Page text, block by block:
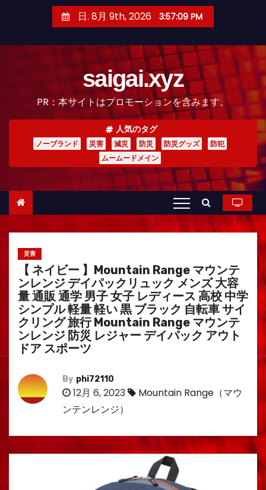
日. 8月 9th, 2026 3:57:10 PM
saigai.xyz
PR：本サイトはプロモーションを含みます。
人気のタグ
ノーブランド 災害 減災 防災 防災グッズ
防犯
ムームードメイン
災害
【 ネイビー 】Mountain Range マウンテ
ンレンジ デイパックリュック メンズ 大容
量 通販 通学 男子 女子 レディース 高校 中学
シンプル 軽量 軽い 黒 ブラック 自転車 サイ
クリング 旅行 Mountain Range マウンテ
ンレンジ 防災 レジャー デイパック アウト
ドア スポーツ
By phi72110
12月 6, 2023
Mountain Range（マウ
ンテンレンジ）